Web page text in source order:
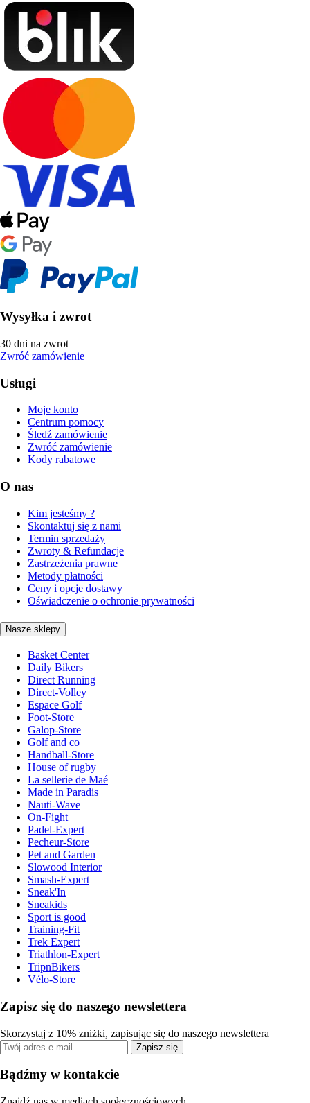
Wysyłka i zwrot
30 dni na zwrot
Zwróć zamówienie
Usługi
Moje konto
Centrum pomocy
Śledź zamówienie
Zwróć zamówienie
Kody rabatowe
O nas
Kim jesteśmy ?
Skontaktuj się z nami
Termin sprzedaży
Zwroty & Refundacje
Zastrzeżenia prawne
Metody płatności
Ceny i opcje dostawy
Oświadczenie o ochronie prywatności
Nasze sklepy
Basket Center
Daily Bikers
Direct Running
Direct-Volley
Espace Golf
Foot-Store
Galop-Store
Golf and co
Handball-Store
House of rugby
La sellerie de Maé
Made in Paradis
Nauti-Wave
On-Fight
Padel-Expert
Pecheur-Store
Pet and Garden
Slowood Interior
Smash-Expert
Sneak'In
Sneakids
Sport is good
Training-Fit
Trek Expert
Triathlon-Expert
TripnBikers
Vélo-Store
Zapisz się do naszego newslettera
Skorzystaj z 10% zniżki, zapisując się do naszego newslettera
Zapisz się
Bądźmy w kontakcie